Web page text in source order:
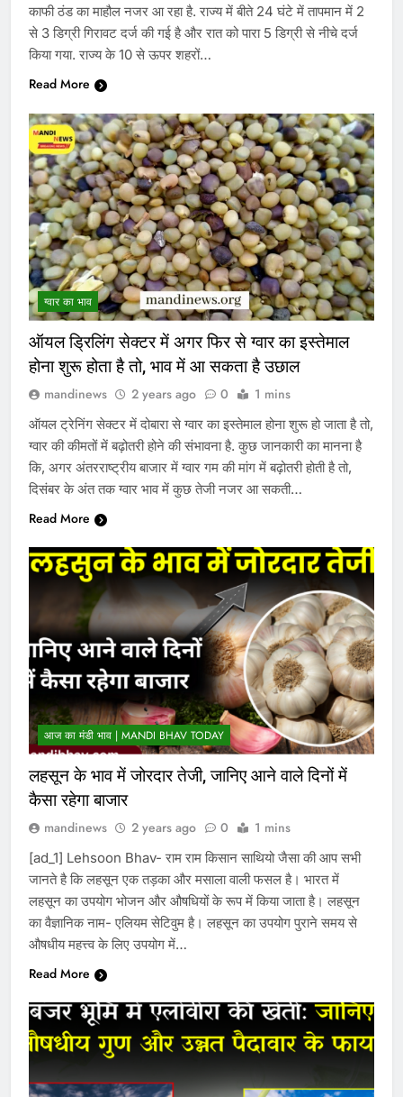
काफी ठंड का माहौल नजर आ रहा है. राज्य में बीते 24 घंटे में तापमान में 2
से 3 डिग्री गिरावट दर्ज की गई है और रात को पारा 5 डिग्री से नीचे दर्ज
किया गया. राज्य के 10 से ऊपर शहरों…
Read More
ग्वार का भाव
ऑयल ड्रिलिंग सेक्टर में अगर फिर से ग्वार का इस्तेमाल
होना शुरू होता है तो, भाव में आ सकता है उछाल
mandinews 2 years ago 0 1 mins
ऑयल ट्रेनिंग सेक्टर में दोबारा से ग्वार का इस्तेमाल होना शुरू हो जाता है तो,
ग्वार की कीमतों में बढ़ोतरी होने की संभावना है. कुछ जानकारी का मानना है
कि, अगर अंतरराष्ट्रीय बाजार में ग्वार गम की मांग में बढ़ोतरी होती है तो,
दिसंबर के अंत तक ग्वार भाव में कुछ तेजी नजर आ सकती…
Read More
आज का मंडी भाव | MANDI BHAV TODAY
लहसून के भाव में जोरदार तेजी, जानिए आने वाले दिनों में
कैसा रहेगा बाजार
mandinews 2 years ago 0 1 mins
[ad_1] Lehsoon Bhav- राम राम किसान साथियो जैसा की आप सभी
जानते है कि लहसून एक तड़का और मसाला वाली फसल है। भारत में
लहसून का उपयोग भोजन और औषधियों के रूप में किया जाता है। लहसून
का वैज्ञानिक नाम- एलियम सेटिवुम है। लहसून का उपयोग पुराने समय से
औषधीय महत्त्व के लिए उपयोग में…
Read More